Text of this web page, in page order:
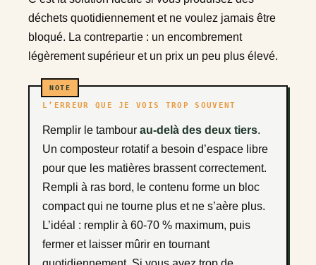
déchets quotidiennement et ne voulez jamais être
bloqué. La contrepartie : un encombrement
légèrement supérieur et un prix un peu plus élevé.
L’ERREUR QUE JE VOIS TROP SOUVENT
Remplir le tambourau-delà des deux tiers.
Un composteur rotatif a besoin d’espace libre
pour que les matières brassent correctement.
Rempli à ras bord, le contenu forme un bloc
compact qui ne tourne plus et ne s’aère plus.
L’idéal : remplir à 60-70 % maximum, puis
fermer et laisser mûrir en tournant